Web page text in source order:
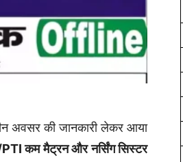
अवसर की जानकारी लेकर आया
कम मैट्रन और नर्सिंग सिस्टर